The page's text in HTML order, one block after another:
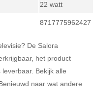
22 watt
8717775962427
De Salora
het product
Bekijk alle
Benieuwd naar wat andere